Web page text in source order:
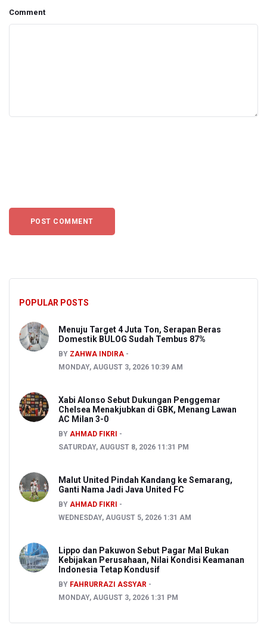
Comment
POPULAR POSTS
Menuju Target 4 Juta Ton, Serapan Beras
Domestik BULOG Sudah Tembus 87%
BY ZAHWA INDIRA
MONDAY, AUGUST 3, 2026 10:39 AM
Xabi Alonso Sebut Dukungan Penggemar
Chelsea Menakjubkan di GBK, Menang Lawan
AC Milan 3-0
BY AHMAD FIKRI
SATURDAY, AUGUST 8, 2026 11:31 PM
Malut United Pindah Kandang ke Semarang,
Ganti Nama Jadi Java United FC
BY AHMAD FIKRI
WEDNESDAY, AUGUST 5, 2026 1:31 AM
Lippo dan Pakuwon Sebut Pagar Mal Bukan
Kebijakan Perusahaan, Nilai Kondisi Keamanan
Indonesia Tetap Kondusif
BY FAHRURRAZI ASSYAR
MONDAY, AUGUST 3, 2026 1:31 PM